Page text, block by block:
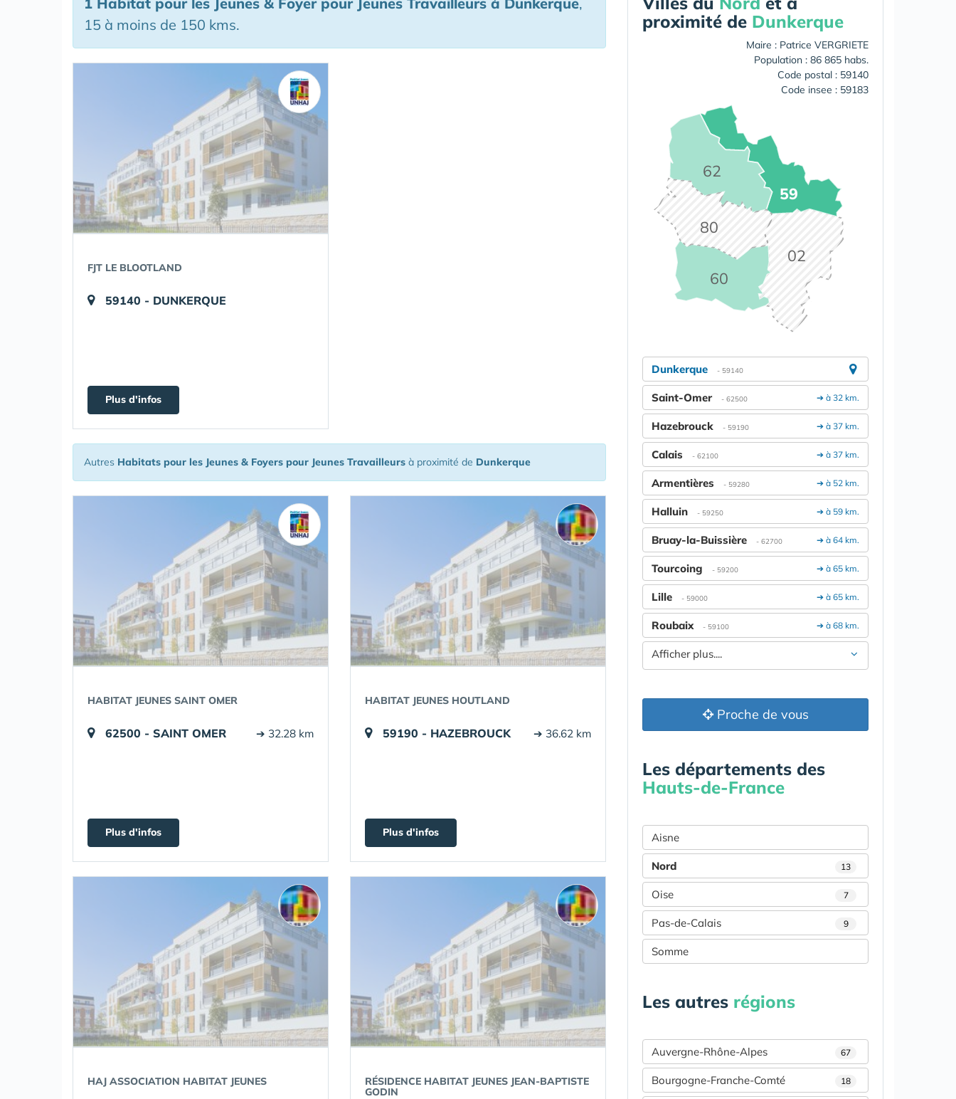
15 à moins de 150 kms.
FJT LE BLOOTLAND
59140 - DUNKERQUE
Plus d'infos
Autres Habitats pour les Jeunes & Foyers pour Jeunes Travailleurs à proximité de Dunkerque
HABITAT JEUNES SAINT OMER
62500 - SAINT OMER ➔ 32.28 km
Plus d'infos
HABITAT JEUNES HOUTLAND
59190 - HAZEBROUCK ➔ 36.62 km
Plus d'infos
HAJ ASSOCIATION HABITAT JEUNES
RÉSIDENCE HABITAT JEUNES JEAN-BAPTISTE
GODIN
proximité de Dunkerque
Maire : Patrice VERGRIETE
Population : 86 865 habs.
Code postal : 59140
Code insee : 59183
02
59
60
62
80
Dunkerque - 59140
➔ à 32 km.
Saint-Omer - 62500
➔ à 37 km.
Hazebrouck - 59190
➔ à 37 km.
Calais - 62100
➔ à 52 km.
Armentières - 59280
➔ à 59 km.
Halluin - 59250
➔ à 64 km.
Bruay-la-Buissière - 62700
➔ à 65 km.
Tourcoing - 59200
➔ à 65 km.
Lille - 59000
➔ à 68 km.
Roubaix - 59100
Afficher plus....
Proche de vous
Les départements des
Hauts-de-France
Aisne
Nord 13
Oise 7
Pas-de-Calais 9
Somme
Les autres régions
Auvergne-Rhône-Alpes 67
Bourgogne-Franche-Comté 18